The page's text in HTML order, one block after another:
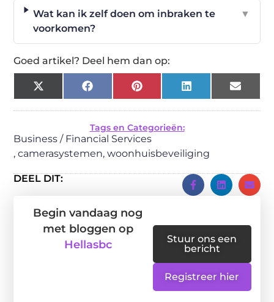
Wat kan ik zelf doen om inbraken te
voorkomen?
▼
Goed artikel? Deel hem dan op:
X
(Twitter)
FacebookPinterestLinkedIn Email
Tags en Categorieën:
Business / Financial Services
,camerasystemen,woonhuisbeveiliging
DEEL DIT:
Begin vandaag nog
met bloggen op
Hellasbc
Stuur ons een
bericht
Registreer hier